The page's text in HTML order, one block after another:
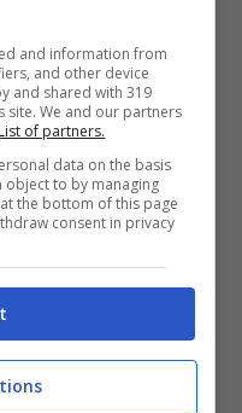
razza per chi
vantaggioso
grazie a un
da 3GB di
espandibile
Android con
OS, una
con tecnologia di
C USB e
and information from
and other device
and shared with 319
site. We and our partners
List of partners.
data on the basis
object to by managing
the bottom of this page
consent in privacy